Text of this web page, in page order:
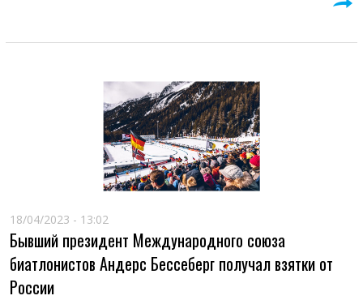
18/04/2023 - 13:02
Бывший президент Международного союза
биатлонистов Андерс Бессеберг получал взятки от
России